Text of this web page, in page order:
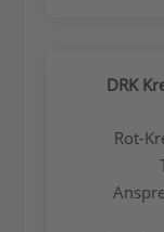
DRK
Rot-